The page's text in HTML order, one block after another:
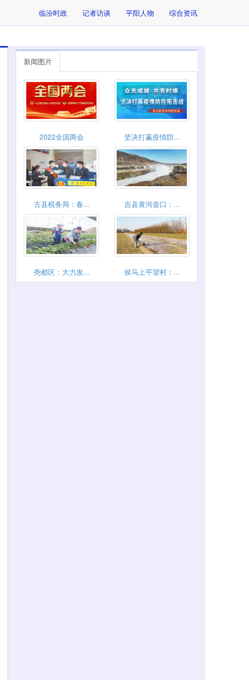
临汾时政 记者访谈 平阳人物 综合资讯
新闻图片
2022全国两会 坚决打赢疫情防...
古县税务局：春... 吉县黄河壶口：...
尧都区：大力发... 侯马上平望村：...